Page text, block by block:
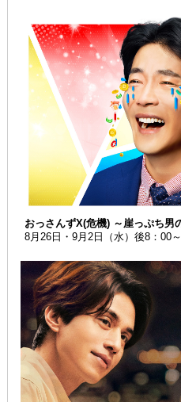
おっさんずX(危機) ～崖っぷち男
8月26日・9月2日（水）後8：00